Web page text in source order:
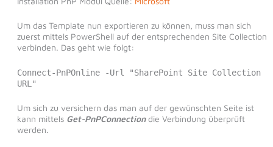
Um das Template nun exportieren zu können, muss man sich
zuerst mittels PowerShell auf der entsprechenden Site Collection
verbinden. Das geht wie folgt:
Connect-PnPOnline -Url "SharePoint Site Collection
URL"
Um sich zu versichern das man auf der gewünschten Seite ist
kann mittels Get-PnPConnectiondie Verbindung überprüft
werden.